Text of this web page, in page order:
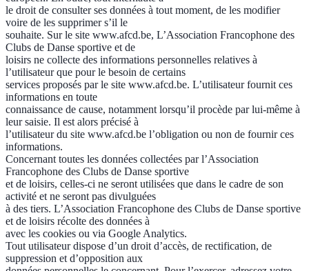
le droit de consulter ses données à tout moment, de les modifier
voire de les supprimer s’il le
souhaite. Sur le site www.afcd.be, L’Association Francophone des
Clubs de Danse sportive et de
loisirs ne collecte des informations personnelles relatives à
l’utilisateur que pour le besoin de certains
services proposés par le site www.afcd.be. L’utilisateur fournit ces
informations en toute
connaissance de cause, notamment lorsqu’il procède par lui-même à
leur saisie. Il est alors précisé à
l’utilisateur du site www.afcd.be l’obligation ou non de fournir ces
informations.
Concernant toutes les données collectées par l’Association
Francophone des Clubs de Danse sportive
et de loisirs, celles-ci ne seront utilisées que dans le cadre de son
activité et ne seront pas divulguées
à des tiers. L’Association Francophone des Clubs de Danse sportive
et de loisirs récolte des données à
avec les cookies ou via Google Analytics.
Tout utilisateur dispose d’un droit d’accès, de rectification, de
suppression et d’opposition aux